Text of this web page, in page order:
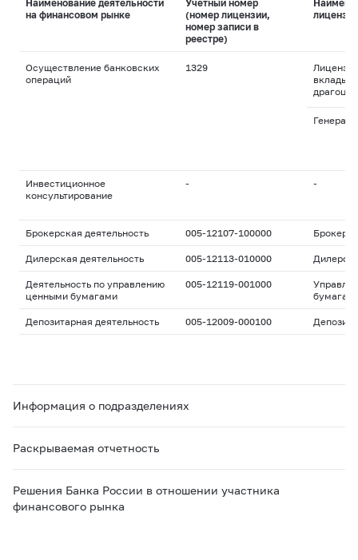
Наименование деятельности
на финансовом рынке
Учетный номер
(номер лицензии,
номер записи в
реестре)
лицензии
Осуществление банковских
операций
1329
вклады
Инвестиционное
консультирование
- -
Брокерская деятельность 005-12107-100000
Дилерская деятельность 005-12113-010000
Деятельность по управлению
ценными бумагами
005-12119-001000
Депозитарная деятельность 005-12009-000100
Информация о подразделениях
Раскрываемая отчетность
Решения Банка России в отношении участника
финансового рынка